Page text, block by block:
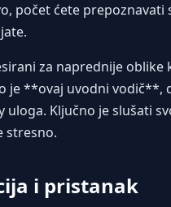
počet ćete
za naprednije
je **ovaj uvodni vodič**,
Ključno je slušati
stresno.
i pristanak